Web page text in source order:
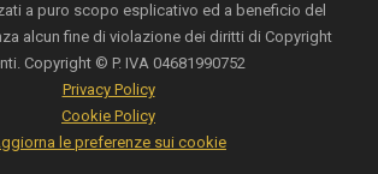
a puro scopo esplicativo ed a beneficio del
alcun fine di violazione dei diritti di Copyright
Copyright © P. IVA 04681990752
Privacy Policy
Cookie Policy
le preferenze sui cookie